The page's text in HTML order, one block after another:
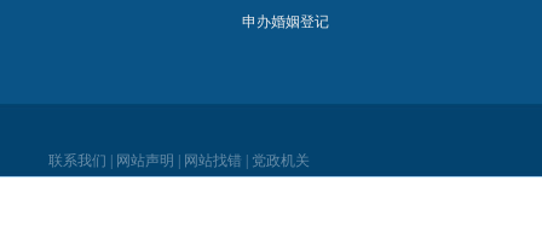
申办婚姻登记
联系我们 网站声明 网站找错 党政机关